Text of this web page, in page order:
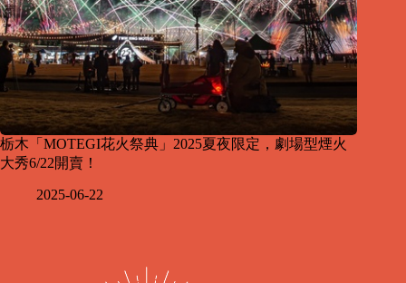
栃木「MOTEGI花火祭典」2025夏夜限定，劇場型煙火
大秀6/22開賣！
2025-06-22